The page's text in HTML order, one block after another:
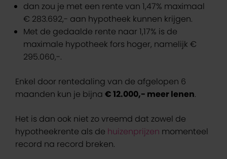
dan zou je met een rente van 1,47% maximaal
€ 283.692,- aan hypotheek kunnen krijgen.
Met de gedaalde rente naar 1,17% is de
maximale hypotheek fors hoger, namelijk €
295.060,-.
Enkel door rentedaling van de afgelopen 6
maanden kun je bijna € 12.000,- meer lenen.
Het is dan ook niet zo vreemd dat zowel de
hypotheekrente als de huizenprijzen momenteel
record na record breken.